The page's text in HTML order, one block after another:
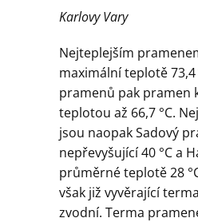
Karlovy Vary
Nejteplejším
maximální teplotě 73,4
pramenů pak pramen
teplotou až 66,7 °C.
jsou naopak Sadový
nepřevyšující 40 °C a
průměrné teplotě 28
však již vyvěrající
zvodní. Terma